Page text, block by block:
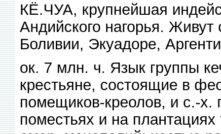
КЁ.ЧУА, крупнейшая
Андийского нагорья.
Боливии, Экуадоре,
ок. 7 млн. ч. Язык группы
крестьяне, состоящие в
помещиков-креолов, и с.-х.
поместьях и на плантациях